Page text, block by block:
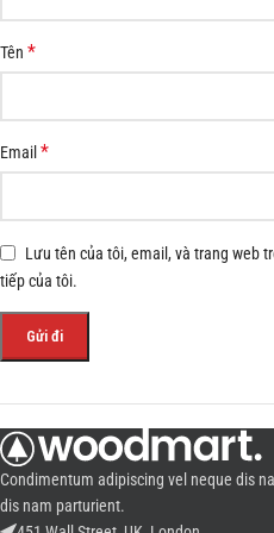
Tên *
Email*
Lưu tên của tôi, email, và trang web
tiếp của tôi.
Condimentum adipiscing vel neque dis
dis nam parturient.